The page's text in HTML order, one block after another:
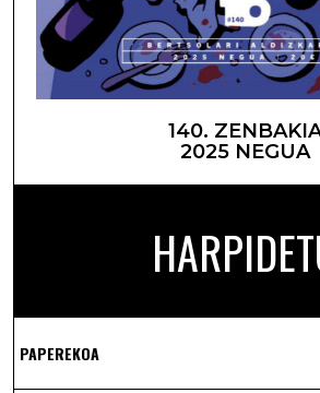
140.
2025 NEGUA
PAPEREKOA